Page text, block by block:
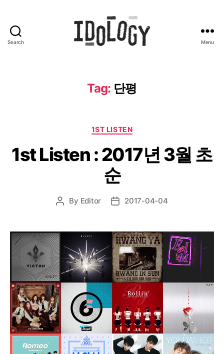
Search Menu
Tag: 단평
Categories
1ST LISTEN
1st Listen : 2017년 3월 초
순
Post
By Editor
Post2017-04-04